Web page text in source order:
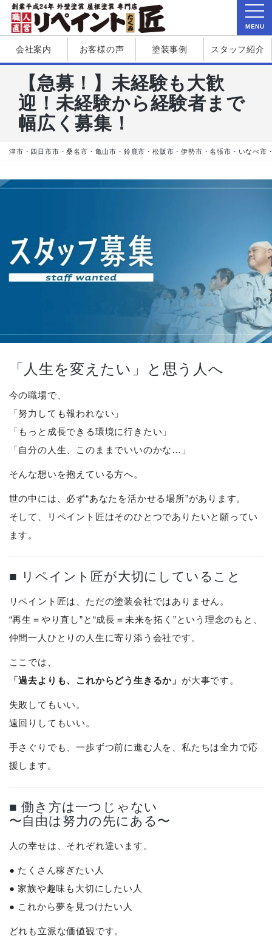
会社案内 お客様の声 塗装事例 スタッフ紹介
【急募！】未経験も大歓
迎！未経験から経験者まで
幅広く募集！
津市・四日市市・桑名市・亀山市・鈴鹿市・松阪市・伊勢市・名張市・いなべ市
「人生を変えたい」と思う人へ
今の職場で、
「努力しても報われない」
「もっと成長できる環境に行きたい」
「自分の人生、このままでいいのかな…」
そんな想いを抱えている方へ。
世の中には、必ず“あなたを活かせる場所”があります。
そして、リペイント匠はそのひとつでありたいと願ってい
ます。
■ リペイント匠が大切にしていること
リペイント匠は、ただの塗装会社ではありません。
“再生＝やり直し”と“成長＝未来を拓く”という理念のもと、
仲間一人ひとりの人生に寄り添う会社です。
ここでは、
「過去よりも、これからどう生きるか」 が大事です。
失敗してもいい。
遠回りしてもいい。
手さぐりでも、一歩ずつ前に進む人を、私たちは全力で応
援します。
■ 働き方は一つじゃない
〜自由は努力の先にある〜
人の幸せは、それぞれ違います。
● たくさん稼ぎたい人
● 家族や趣味も大切にしたい人
● これから夢を見つけたい人
どれも立派な価値観です。
MENU